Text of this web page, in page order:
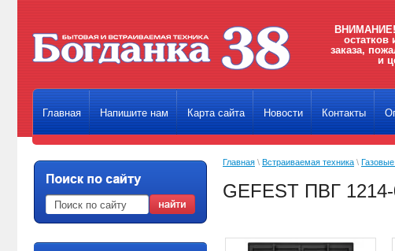
заказа,
и
Главная Напишите нам Карта сайта Новости Контакты
Главная \ Встраиваемая техника \
GEFEST ПВГ